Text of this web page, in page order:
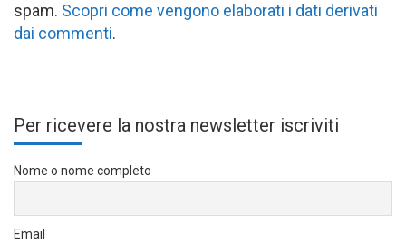
spam. Scopri come vengono elaborati i dati derivati
dai commenti.
Per ricevere la nostra newsletter iscriviti
Nome o nome completo
Email